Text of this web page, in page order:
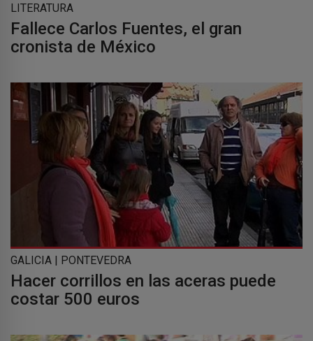
LITERATURA
Fallece Carlos Fuentes, el gran
cronista de México
GALICIA | PONTEVEDRA
Hacer corrillos en las aceras puede
costar 500 euros